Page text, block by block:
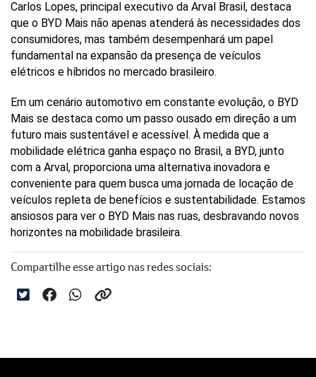
Carlos Lopes, principal executivo da Arval Brasil, destaca
que o BYD Mais não apenas atenderá às necessidades dos
consumidores, mas também desempenhará um papel
fundamental na expansão da presença de veículos
elétricos e híbridos no mercado brasileiro.
Em um cenário automotivo em constante evolução, o BYD
Mais se destaca como um passo ousado em direção a um
futuro mais sustentável e acessível. À medida que a
mobilidade elétrica ganha espaço no Brasil, a BYD, junto
com a Arval, proporciona uma alternativa inovadora e
conveniente para quem busca uma jornada de locação de
veículos repleta de benefícios e sustentabilidade. Estamos
ansiosos para ver o BYD Mais nas ruas, desbravando novos
horizontes na mobilidade brasileira.
Compartilhe esse artigo nas redes sociais: